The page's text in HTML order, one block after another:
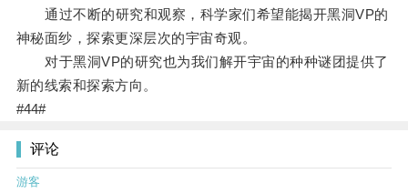
通过不断的研究和观察，科学家们希望能揭开黑洞VP的
神秘面纱，探索更深层次的宇宙奇观。
对于黑洞VP的研究也为我们解开宇宙的种种谜团提供了
新的线索和探索方向。
#44#
评论
游客